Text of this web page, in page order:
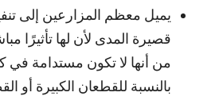
يميل معظم المزارعين إلى
قصيرة المدى لأن لها تأثيرًا
من أنها لا تكون مستدامة في
بالنسبة للقطعان الكبيرة أو